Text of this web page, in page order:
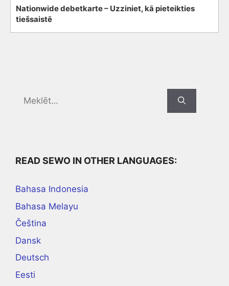
Nationwide debetkarte – Uzziniet, kā pieteikties
tiešsaistē
Search
READ SEWO IN OTHER LANGUAGES:
Bahasa Indonesia
Bahasa Melayu
Čeština
Dansk
Deutsch
Eesti